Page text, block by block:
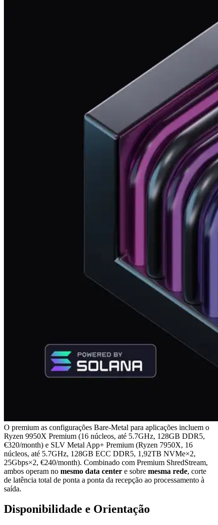
O premium as configurações Bare-Metal para aplicações incluem o
Ryzen 9950X Premium (16 núcleos, até 5.7GHz, 128GB DDR5,
€320/month) e SLV Metal App+ Premium (Ryzen 7950X, 16
núcleos, até 5.7GHz, 128GB ECC DDR5, 1,92TB NVMe×2,
25Gbps×2, €240/month). Combinado com Premium ShredStream,
ambos operam no mesmo data center e sobre mesma rede, corte
de latência total de ponta a ponta da recepção ao processamento à
saída.
Disponibilidade e Orientação